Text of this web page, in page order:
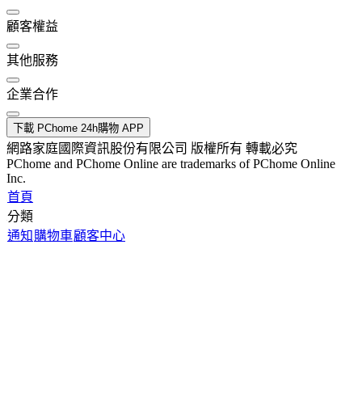
顧客權益
其他服務
企業合作
下載 PChome 24h購物 APP
網路家庭國際資訊股份有限公司 版權所有 轉載必究
PChome and PChome Online are trademarks of PChome Online
Inc.
首頁
分類
通知 購物車顧客中心